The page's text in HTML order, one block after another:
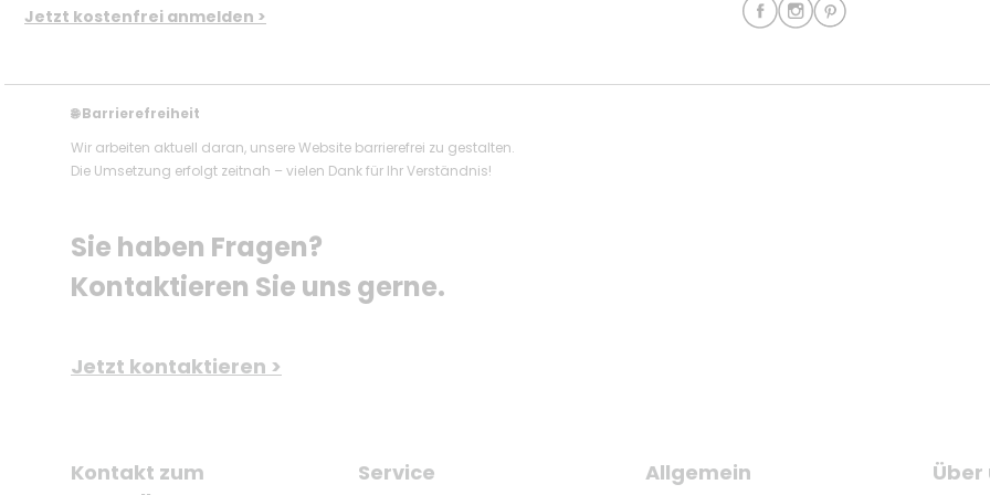
Jetzt kostenfrei anmelden >
🌐Barrierefreiheit
Wir arbeiten aktuell daran, unsere Website barrierefrei zu gestalten.
Die Umsetzung erfolgt zeitnah – vielen Dank für Ihr Verständnis!
Sie haben Fragen?
Kontaktieren Sie uns gerne.
Jetzt kontaktieren >
Kontakt zum
Service Allgemein Über